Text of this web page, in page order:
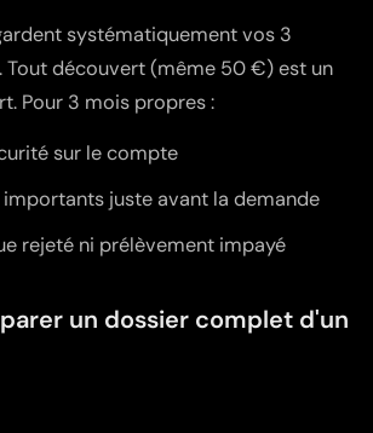
systématiquement vos 3
Tout découvert (même 50 €) est un
Pour 3 mois propres :
sur le compte
importants juste avant la demande
rejeté ni prélèvement impayé
un dossier complet d'un